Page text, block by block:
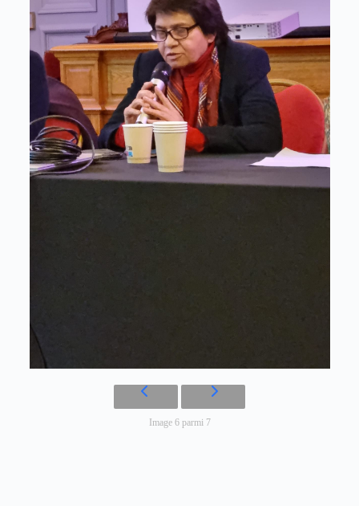
Image 6 parmi 7